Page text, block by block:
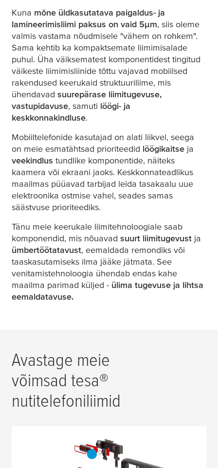
Kuna mõne üldkasutatava paigaldus- ja
lamineerimisliimi paksus on vaid 5μm, siis oleme
valmis vastama nõudmisele "vähem on rohkem".
Sama kehtib ka kompaktsemate liimimisalade
puhul. Üha väiksematest komponentidest tingitud
väikeste liimimisliinide tõttu vajavad mobiilsed
rakendused keerukaid struktuuriliime, mis
ühendavad suurepärase liimitugevuse,
vastupidavuse, samuti löögi- ja
keskkonnakindluse.
Mobiiltelefonide kasutajad on alati liikvel, seega
on meie esmatähtsad prioriteedid löögikaitse ja
veekindlus tundlike komponentide, näiteks
kaamera või ekraani jaoks. Keskkonnateadlikus
maailmas püüavad tarbijad leida tasakaalu uue
elektroonika ostmise vahel, seades samas
säästvuse prioriteediks.
Tänu meie keerukale liimitehnoloogiale saab
komponendid, mis nõuavad suurt liimitugevust ja
ümbertöötatavust, eemaldada remondiks või
taaskasutamiseks ilma jääke jätmata. See
venitamistehnoloogia ühendab endas kahe
maailma parimad küljed - ülima tugevuse ja lihtsa
eemaldatavuse.
Avastage meie
võimsad tesa®
nutitelefoniliimid